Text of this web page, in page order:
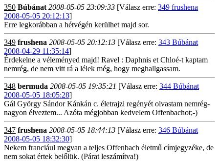
350 Búbánat 2008-05-05 23:09:33 [Válasz erre: 349 frushena
2008-05-05 20:12:13]
Erre legkorábban a hétvégén kerülhet majd sor.
349 frushena 2008-05-05 20:12:13 [Válasz erre: 343 Búbánat
2008-04-29 11:35:14]
Érdekelne a véleményed majd! Ravel : Daphnis et Chloé-t kaptam
nemrég, de nem vitt rá a lélek még, hogy meghallgassam.
348 bermuda 2008-05-05 19:35:21 [Válasz erre: 344 Búbánat
2008-05-05 18:05:28]
Gál György Sándor Kánkán c. életrajzi regényét olvastam nemrég-
nagyon élveztem... Azóta mégjobban kedvelem Offenbachot;-)
347 frushena 2008-05-05 18:44:13 [Válasz erre: 346 Búbánat
2008-05-05 18:32:30]
Nekem franciául megvan a teljes Offenbach életmű címjegyzéke, de
nem sokat értek belőlük. (Párat leszámítva!)